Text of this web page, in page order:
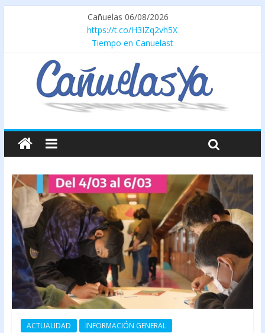
Cañuelas 06/08/2026
https://t.co/H3IZq2vh5X
Tiempo en Canuelast
ACTUALIDAD INFORMACIÓN GENERAL